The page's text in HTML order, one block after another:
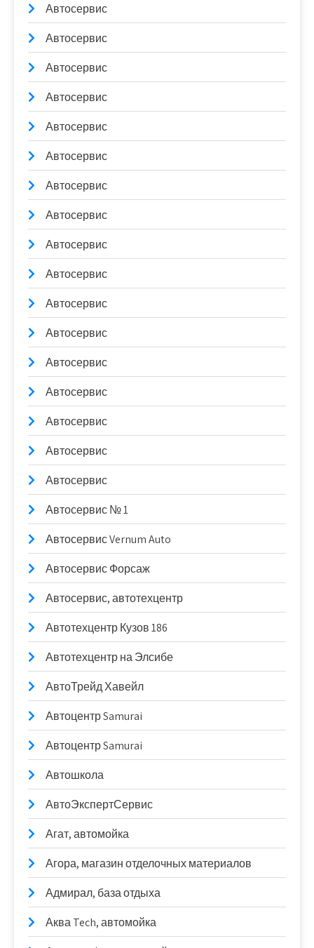
Автосервис
Автосервис
Автосервис
Автосервис
Автосервис
Автосервис
Автосервис
Автосервис
Автосервис
Автосервис
Автосервис
Автосервис
Автосервис
Автосервис
Автосервис
Автосервис
Автосервис
Автосервис № 1
Автосервис Vernum Auto
Автосервис Форсаж
Автосервис, автотехцентр
Автотехцентр Кузов 186
Автотехцентр на Элсибе
АвтоТрейд Хавейл
Автоцентр Samurai
Автоцентр Samurai
Автошкола
АвтоЭкспертСервис
Агат, автомойка
Агора, магазин отделочных материалов
Адмирал, база отдыха
Аква Tech, автомойка